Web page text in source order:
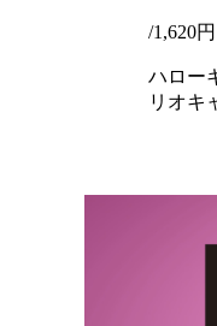
/1,620円
ハロー
リオキ